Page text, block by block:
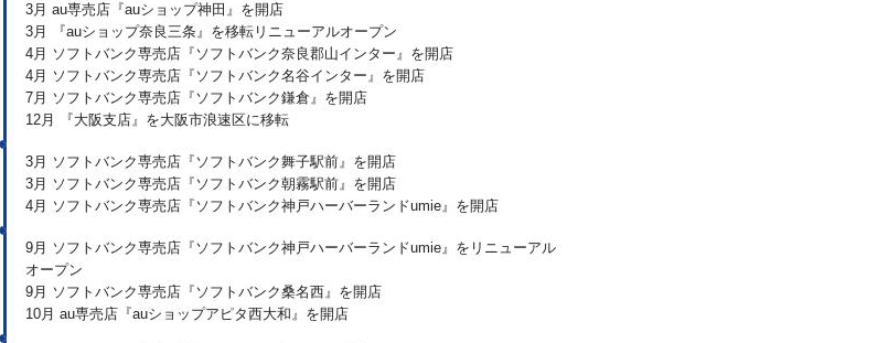
3月 au専売店『auショップ神田』を開店
3月 『auショップ奈良三条』を移転リニューアルオープン
4月 ソフトバンク専売店『ソフトバンク奈良郡山インター』を開店
4月 ソフトバンク専売店『ソフトバンク名谷インター』を開店
7月 ソフトバンク専売店『ソフトバンク鎌倉』を開店
12月 『大阪支店』を大阪市浪速区に移転
3月 ソフトバンク専売店『ソフトバンク舞子駅前』を開店
3月 ソフトバンク専売店『ソフトバンク朝霧駅前』を開店
4月 ソフトバンク専売店『ソフトバンク神戸ハーバーランドumie』を開店
9月 ソフトバンク専売店『ソフトバンク神戸ハーバーランドumie』をリニューアル
オープン
9月 ソフトバンク専売店『ソフトバンク桑名西』を開店
10月 au専売店『auショップアピタ西大和』を開店